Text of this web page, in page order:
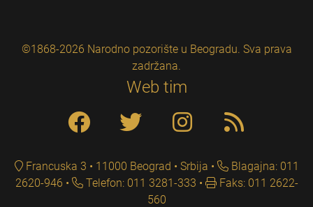
©1868-2026 Narodno pozorište u Beogradu. Sva prava
zadržana.
Web tim
Francuska 3 • 11000 Beograd • Srbija
Blagajna: 011
2620-946
Telefon: 011 3281-333
Faks: 011 2622-
560